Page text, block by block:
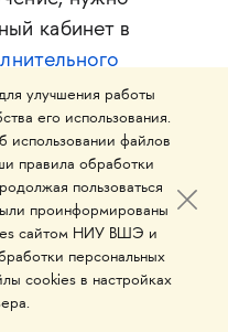
кабинет в
и
системе.
улучшения работы
его использования.
файлов
правила обработки
пользоваться
проинформированы
сайтом НИУ ВШЭ и
персональных
cookies в настройках